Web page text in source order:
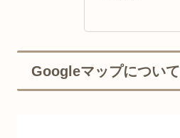
Googleマップについて